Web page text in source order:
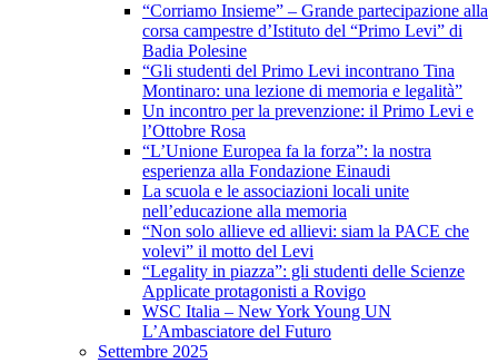
“Corriamo Insieme” – Grande partecipazione alla
corsa campestre d’Istituto del “Primo Levi” di
Badia Polesine
“Gli studenti del Primo Levi incontrano Tina
Montinaro: una lezione di memoria e legalità”
Un incontro per la prevenzione: il Primo Levi e
l’Ottobre Rosa
“L’Unione Europea fa la forza”: la nostra
esperienza alla Fondazione Einaudi
La scuola e le associazioni locali unite
nell’educazione alla memoria
“Non solo allieve ed allievi: siam la PACE che
volevi” il motto del Levi
“Legality in piazza”: gli studenti delle Scienze
Applicate protagonisti a Rovigo
WSC Italia – New York Young UN
L’Ambasciatore del Futuro
Settembre 2025